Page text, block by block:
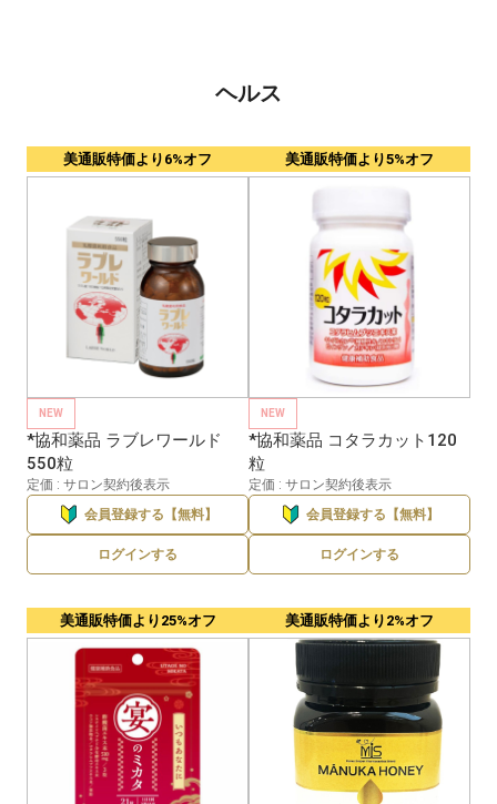
ヘルス
美通販特価より6%オフ
NEW
*協和薬品 ラブレワールド
550粒
定価 : サロン契約後表示
会員登録する【無料】
ログインする
美通販特価より5%オフ
NEW
*協和薬品 コタラカット120
粒
定価 : サロン契約後表示
会員登録する【無料】
ログインする
美通販特価より25%オフ 美通販特価より2%オフ